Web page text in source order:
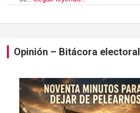
Opinión – Bitácora electoral